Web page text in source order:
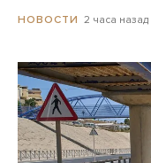
НОВОСТИ 2 часа назад